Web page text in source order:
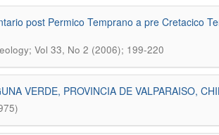
post Permico Temprano a pre Cretacico
Vol 33, No 2 (2006); 199-220
VERDE, PROVINCIA DE VALPARAISO,